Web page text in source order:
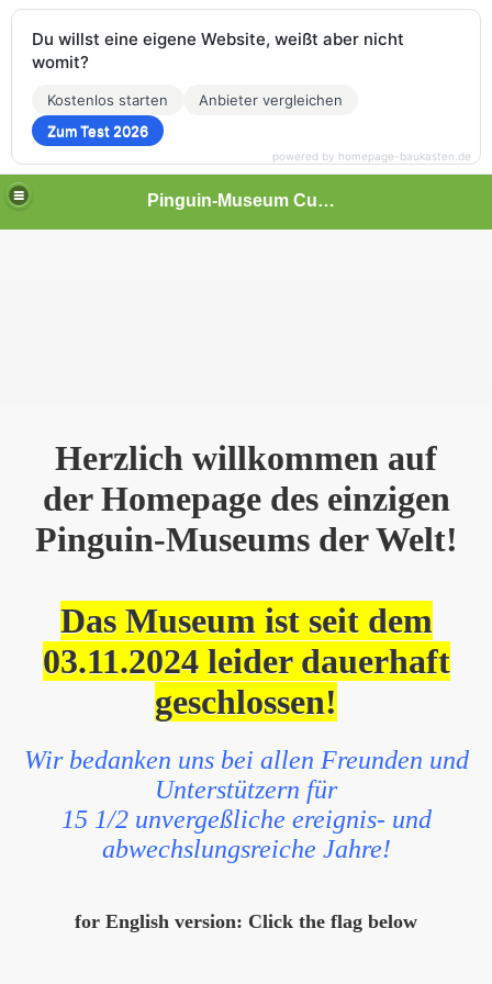
Pinguin-Museum Cuxhaven
Herzlich willkommen auf
der Homepage des einzigen
Pinguin-Museums der Welt!
Das Museum ist seit dem
03.11.2024 leider dauerhaft
geschlossen!
Wir bedanken uns bei allen Freunden und
Unterstützern für
15 1/2 unvergeßliche ereignis- und
abwechslungsreiche Jahre!
for English version: Click the flag below
Du willst eine eigene Website, weißt aber nicht
womit?
Kostenlos starten
Anbieter vergleichen
Zum Test 2026
powered by homepage-baukasten.de